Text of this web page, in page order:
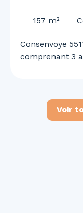
157 m²
Consenvoye
comprenant 3
Voir